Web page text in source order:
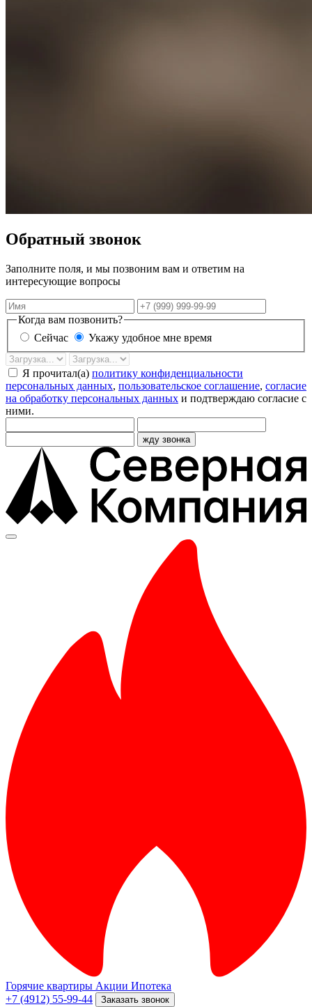
Обратный звонок
Заполните поля, и мы позвоним вам и ответим на
интересующие вопросы
Имя
Телефон
Когда вам позвонить?
Сейчас
Укажу удобное мне время
Дата
звонка
Время
Я прочитал(а) политику конфиденциальности
персональных данных, пользовательское соглашение, согласие
на обработку персональных данных и подтверждаю согласие с
ними.
жду звонка
Горячие квартиры Акции Ипотека
+7 (4912) 55-99-44
Заказать звонок